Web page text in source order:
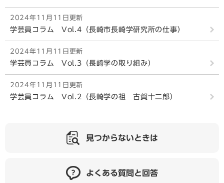
2024年11月11日更新
学芸員コラム Vol.4（長崎市長崎学研究所の仕事）
2024年11月11日更新
学芸員コラム Vol.3（長崎学の取り組み）
2024年11月11日更新
学芸員コラム Vol.2（長崎学の祖 古賀十二郎）
見つからないときは
よくある質問と回答